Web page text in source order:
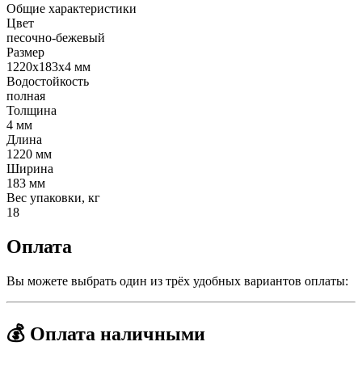
Общие характеристики
Цвет
песочно-бежевый
Размер
1220х183х4 мм
Водостойкость
полная
Толщина
4 мм
Длина
1220 мм
Ширина
183 мм
Вес упаковки, кг
18
Оплата
Вы можете выбрать один из трёх удобных вариантов оплаты:
💰 Оплата наличными